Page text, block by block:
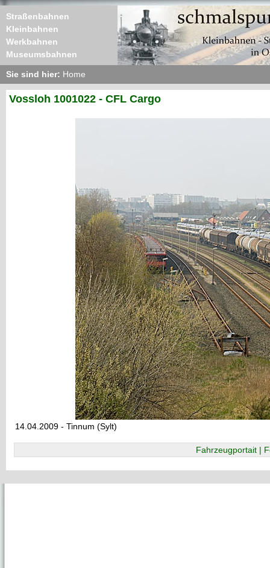
Straßenbahnen
Kleinbahnen
Werkbahnen
Museumsbahnen
Sie sind hier: Home
Vossloh 1001022 - CFL Cargo
14.04.2009 - Tinnum (Sylt)
Fahrzeugportait |